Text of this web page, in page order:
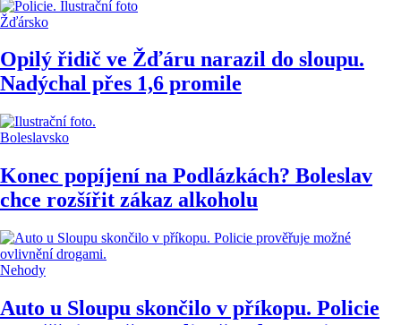
Žďársko
Opilý řidič ve Žďáru narazil do sloupu.
Nadýchal přes 1,6 promile
Boleslavsko
Konec popíjení na Podlázkách? Boleslav
chce rozšířit zákaz alkoholu
Nehody
Auto u Sloupu skončilo v příkopu. Policie